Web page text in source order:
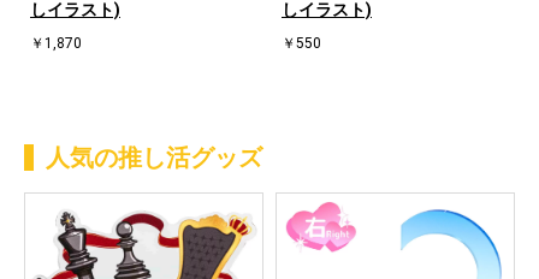
しイラスト)
￥1,870
しイラスト)
￥550
人気の推し活グッズ